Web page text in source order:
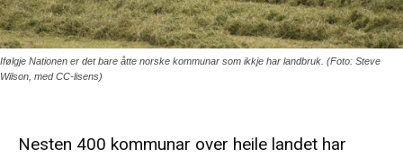
Ifølgje Nationen er det bare åtte norske kommunar som ikkje har landbruk. (Foto: Steve
Wilson, med CC-lisens)
Nesten 400 kommunar over heile landet har